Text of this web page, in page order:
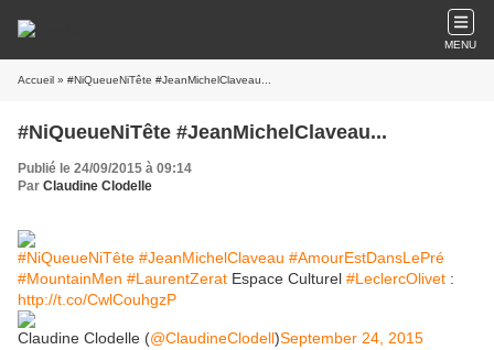
MENU
Accueil » #NiQueueNiTête #JeanMichelClaveau...
#NiQueueNiTête #JeanMichelClaveau...
Publié le 24/09/2015 à 09:14
Par Claudine Clodelle
#NiQueueNiTête #JeanMichelClaveau #AmourEstDansLePré
#MountainMen #LaurentZerat ​ Espace Culturel #LeclercOlivet ​ :
http://t.co/CwlCouhgzP
Claudine Clodelle (@ClaudineClodell)September 24, 2015